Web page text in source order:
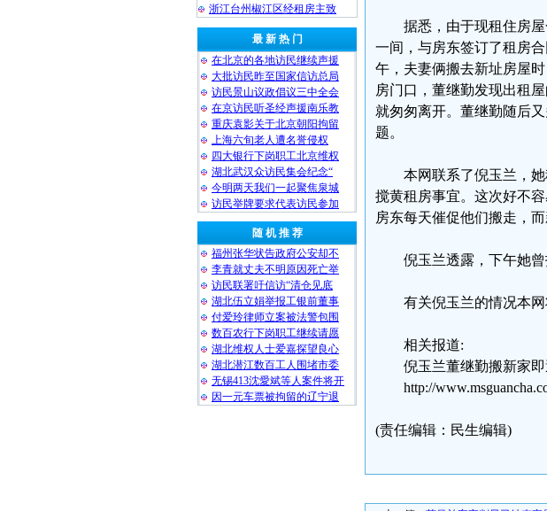
浙江台州椒江区经租房主致
最 新 热 门
在北京的各地访民继续声援
大批访民昨至国家信访总局
访民景山议政倡议三中全会
在京访民听圣经声援南乐教
重庆袁影关于北京朝阳拘留
上海六旬老人遭名誉侵权
四大银行下岗职工北京维权
湖北武汉众访民集会纪念“
今明两天我们一起聚焦泉城
访民举牌要求代表访民参加
随 机 推 荐
福州张华状告政府公安却不
李青就丈夫不明原因死亡举
访民联署吁信访“清仓见底
湖北伍立娟举报工银前董事
付爱玲律师立案被法警包围
数百农行下岗职工继续请愿
湖北维权人士爱嘉探望良心
湖北潜江数百工人围堵市委
无锡413沈愛斌等人案件将开
因一元车票被拘留的辽宁退
据悉，由于现租住房
一间，与房东签订了租房
午，夫妻俩搬去新址房屋
房门口，董继勤发现出租
就匆匆离开。董继勤随后
题。
本网联系了倪玉兰，
搅黄租房事宜。这次好不
房东每天催促他们搬走，
倪玉兰透露，下午她
有关倪玉兰的情况本网
相关报道:
倪玉兰董继勤搬新家
http://
(责任编辑：民生编辑)